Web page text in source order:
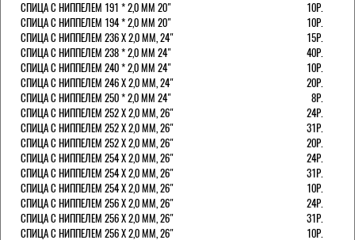
СПИЦА С НИППЕЛЕМ 191 * 2,0 ММ 20"
10Р.
СПИЦА С НИППЕЛЕМ 194 * 2,0 ММ 20"
10Р.
СПИЦА С НИППЕЛЕМ 236 Х 2,0 ММ, 24"
15Р.
СПИЦА С НИППЕЛЕМ 238 * 2,0 ММ 24"
40Р.
СПИЦА С НИППЕЛЕМ 240 * 2,0 ММ 24"
10Р.
СПИЦА С НИППЕЛЕМ 246 Х 2,0 ММ, 24"
20Р.
СПИЦА С НИППЕЛЕМ 250 * 2,0 ММ 24"
8Р.
СПИЦА С НИППЕЛЕМ 252 Х 2,0 ММ, 26"
24Р.
СПИЦА С НИППЕЛЕМ 252 Х 2,0 ММ, 26"
31Р.
СПИЦА С НИППЕЛЕМ 252 Х 2,0 ММ, 26"
20Р.
СПИЦА С НИППЕЛЕМ 254 Х 2,0 ММ, 26"
24Р.
СПИЦА С НИППЕЛЕМ 254 Х 2,0 ММ, 26"
31Р.
СПИЦА С НИППЕЛЕМ 254 Х 2,0 ММ, 26"
10Р.
СПИЦА С НИППЕЛЕМ 256 Х 2,0 ММ, 26"
24Р.
СПИЦА С НИППЕЛЕМ 256 Х 2,0 ММ, 26"
31Р.
СПИЦА С НИППЕЛЕМ 256 Х 2,0 ММ, 26"
10Р.